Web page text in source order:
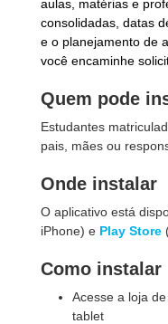
aulas, matérias e
consolidadas, datas
e o planejamento de
você encaminhe
Quem pode
Estudantes
pais, mães ou
Onde instalar
O aplicativo está
iPhone) e Play Store
Como instalar
Acesse a loja
tablet